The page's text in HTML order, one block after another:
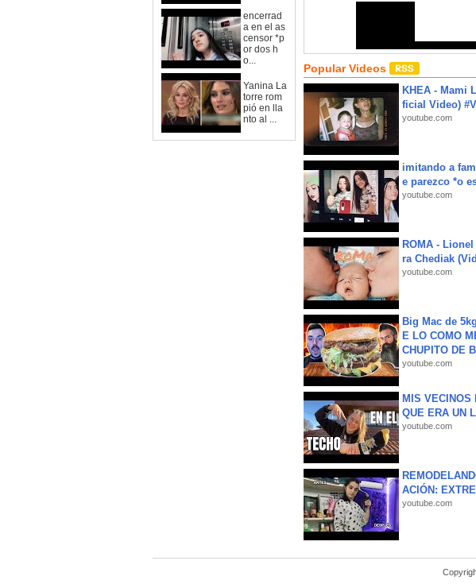
encerrad
a en el as
censor *p
or dos h
o...
Yanina La
torre rom
pió en lla
nto al ...
Popular Videos
KHEA - Mami
ficial Video)
youtube.com
imitando a
e parezco *o
youtube.com
ROMA -
ra Chediak
youtube.com
Big Mac de
E LO COMO
CHUPITO DE
youtube.com
MIS VECINOS
QUE ERA UN
youtube.com
ACIÓN:
youtube.com